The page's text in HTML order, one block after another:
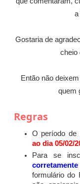
a
Gostaria de
cheio
Então não
quem
Regras
O período
ao dia 05/02/
Para se
formulário do